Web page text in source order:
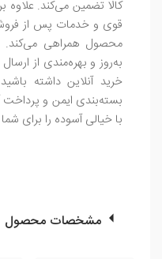
کالا تضمین می‌کند. علاوه
قوی و خدمات پس از
محصول همراهی می‌کند.
به‌روز و بهره‌مندی از
خرید آنلاین داشته
بسته‌بندی ایمن و
با خیالی آسوده را برای
مشخصات محصول